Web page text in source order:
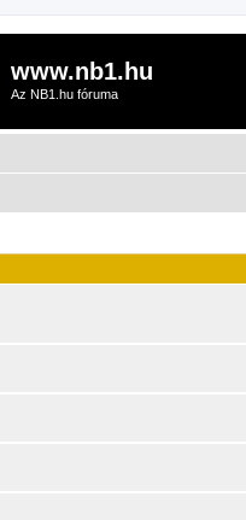
www.nb1.hu
Az NB1.hu fóruma